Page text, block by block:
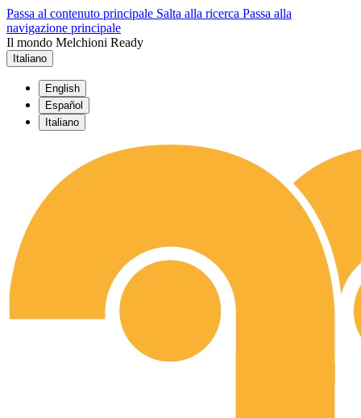
Passa al contenuto principale Salta alla ricerca Passa alla
navigazione principale
Il mondo Melchioni Ready
Italiano
English
Español
Italiano